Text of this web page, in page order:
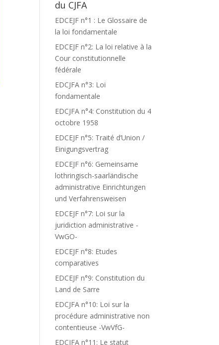
du CJFA
EDCEJF n°1 : Le Glossaire de
la loi fondamentale
EDCEJF n°2: La loi relative à la
Cour constitutionnelle
fédérale
EDCJFA n°3: Loi
fondamentale
EDCJFA n°4: Constitution du 4
octobre 1958
EDCEJF n°5: Traité d’Union /
Einigungsvertrag
EDCEJF n°6: Gemeinsame
lothringisch-saarländische
administrative Einrichtungen
und Verfahrensweisen
EDCEJF n°7: Loi sur la
juridiction administrative -
VwGO-
EDCEJF n°8: Etudes
comparatives
EDCEJF n°9: Constitution du
Land de Sarre
EDCJFA n°10: Loi sur la
procédure administrative non
contentieuse -VwVfG-
EDCJFA n°11: Le statut